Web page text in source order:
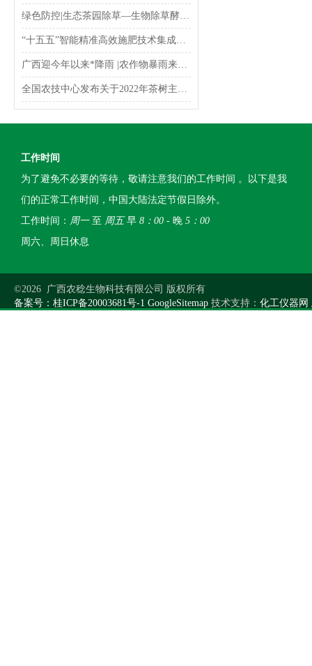
绿色防控|生态茶园除草—生物除草酵素（剂）
“十五五”智能精准高效施肥技术集成工作方案
广西迎今年以来*降雨 |农作物暴雨来临前防御措施及暴雨后补救措施
全国农技中心发布关于2022年茶树主要病虫害防控技术方案
工作时间
为了避免不必要的等待，敬请注意我们的工作时间 。以下是我
们的正常工作时间，中国大陆法定节假日除外。
工作时间： 周一至 周五早 8：00 - 晚 5：00
周六、周日休息
©2026 广西农稔生物科技有限公司 版权所有
备案号：桂ICP备20003681号-1 GoogleSitemap 技术支持： 化工仪器网